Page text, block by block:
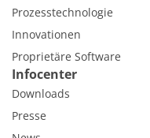
Prozesstechnologie
Innovationen
Proprietäre Software
Infocenter
Downloads
Presse